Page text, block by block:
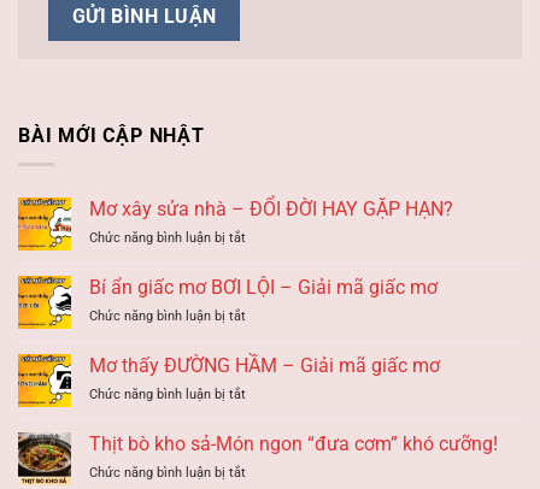
BÀI MỚI CẬP NHẬT
Mơ xây sửa nhà – ĐỔI ĐỜI HAY GẶP HẠN?
Chức năng bình luận bị tắtở
xây
sửa
nhà
ĐỔI
HAY
HẠN?
Bí ẩn giấc mơ BƠI LỘI – Giải mã giấc mơ
Chức năng bình luận bị tắtở
ẩn
giấc
mơ
LỘI
Giải
Mơ thấy ĐƯỜNG HẦM – Giải mã giấc mơ
Chức năng bình luận bị tắtở
ĐƯỜNG
HẦM
Thịt bò kho sả-Món ngon “đưa cơm” khó cưỡng!
Chức năng bình luận bị tắtở